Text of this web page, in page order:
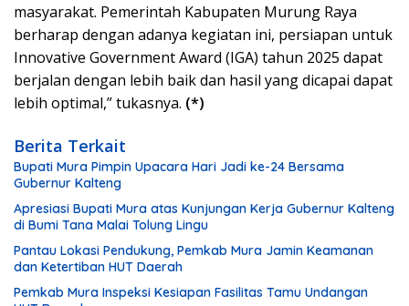
masyarakat. Pemerintah Kabupaten Murung Raya
berharap dengan adanya kegiatan ini, persiapan untuk
Innovative Government Award (IGA) tahun 2025 dapat
berjalan dengan lebih baik dan hasil yang dicapai dapat
lebih optimal,” tukasnya. (*)
Berita Terkait
Bupati Mura Pimpin Upacara Hari Jadi ke-24 Bersama
Gubernur Kalteng
Apresiasi Bupati Mura atas Kunjungan Kerja Gubernur Kalteng
di Bumi Tana Malai Tolung Lingu
Pantau Lokasi Pendukung, Pemkab Mura Jamin Keamanan
dan Ketertiban HUT Daerah
Pemkab Mura Inspeksi Kesiapan Fasilitas Tamu Undangan